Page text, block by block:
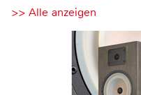
>> Alle anzeigen